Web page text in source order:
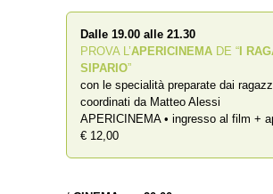
Dalle 19.00 alle 21.30
PROVA L’APERICINEMA DE “ I
SIPARIO”
con le specialità preparate dai
coordinati da Matteo Alessi
APERICINEMA • ingresso al film +
€ 12,00